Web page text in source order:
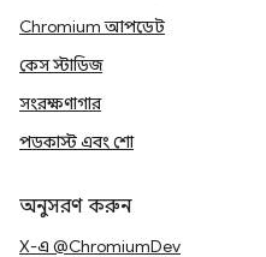
Chromium আপডেট
কেস স্টাডিজ
সংরক্ষণাগার
পডকাস্ট এবং শো
অনুসরণ করুন
X-এ @ChromiumDev